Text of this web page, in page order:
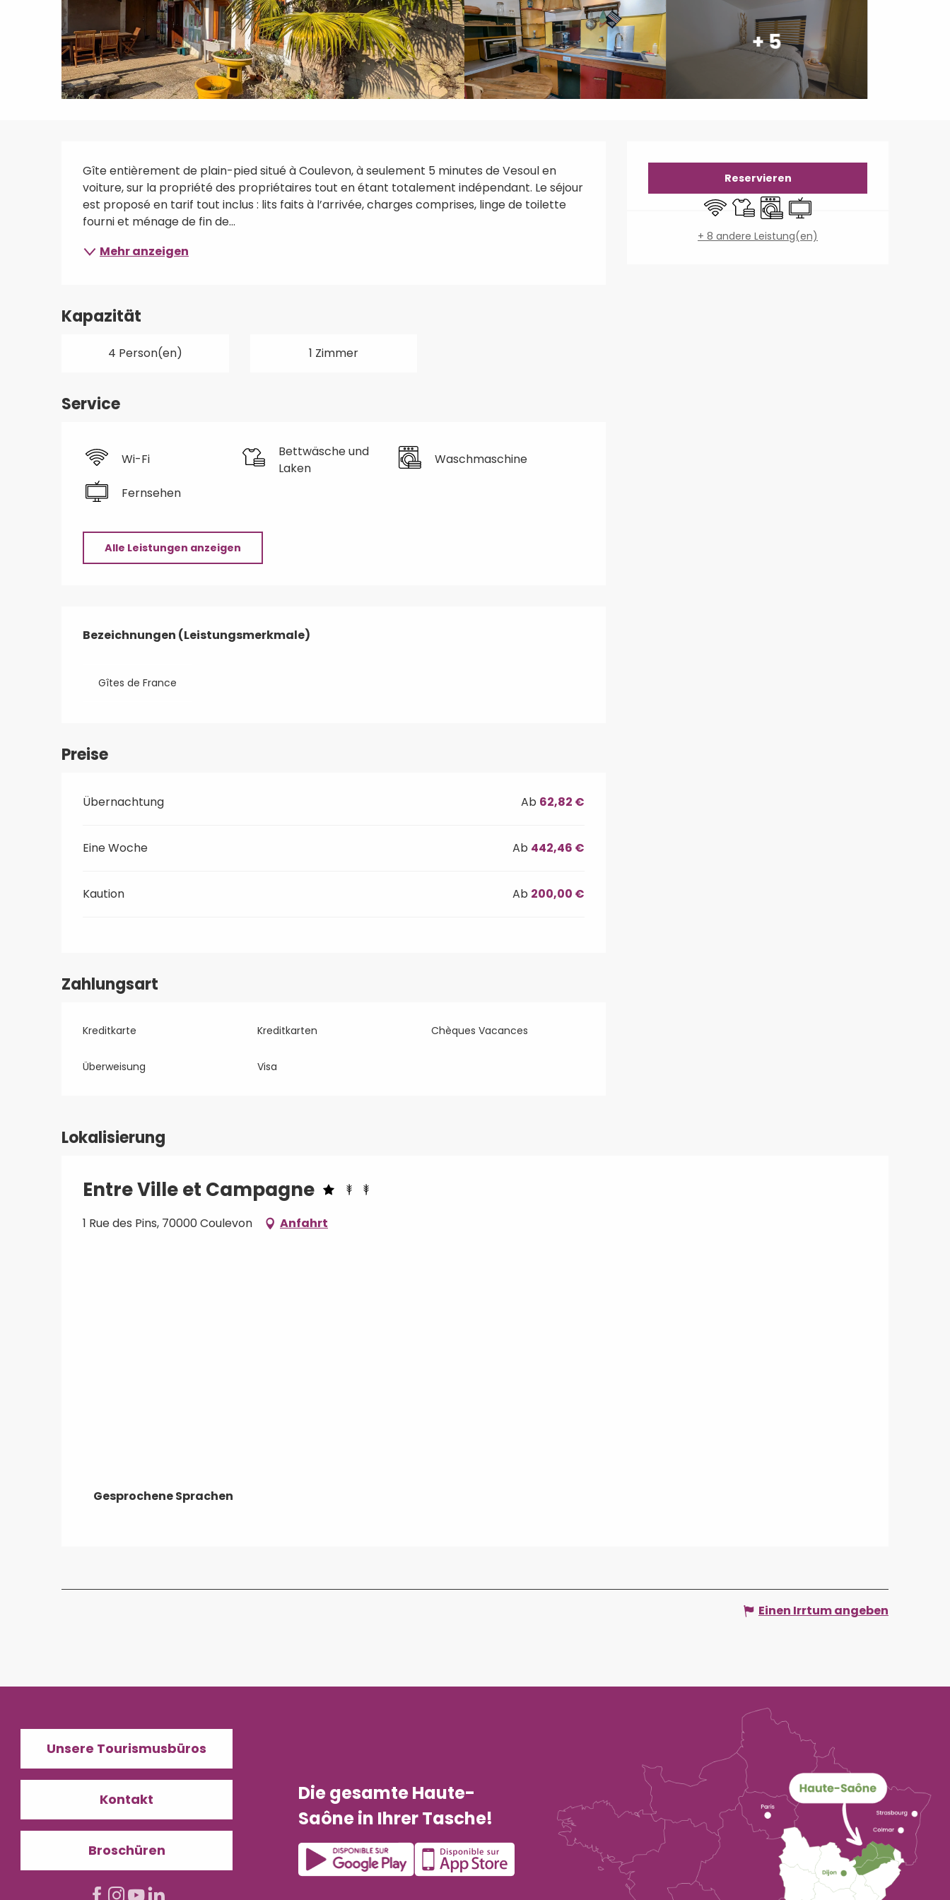
+ 5
Öffnungszeiten &
Reservieren
Wi-Fi Bettwäsche und Laken
Waschmaschine
Fernsehen
+ 8 andere Leistung(en)
Beschreibung
Gîte entièrement de plain-pied situé à Coulevon, à seulement 5 minutes de Vesoul en
voiture, sur la propriété des propriétaires tout en étant totalement indépendant. Le séjour
est proposé en tarif tout inclus : lits faits à l’arrivée, charges comprises, linge de toilette
fourni et ménage de fin de...
Mehr anzeigen
Kapazität
4 Person(en) 1 Zimmer
Service
Wi-Fi
Bettwäsche und
Laken
Waschmaschine
Fernsehen
Alle Leistungen anzeigen
Leistungensmöglichkeiten
Bezeichnungen (Leistungsmerkmale)
Bezeichnungen (Leistungsmerkmale)
Gîtes de France
Preise
Übernachtung Ab 62,82 €
Eine Woche Ab 442,46 €
Kaution Ab 200,00 €
Zahlungsart
Kreditkarte Kreditkarten Chèques Vacances
Überweisung Visa
Lokalisierung
Entre Ville et Campagne
1 Rue des Pins, 70000 Coulevon Anfahrt
Gesprochene Sprachen
Gesprochene Sprachen
Einen Irrtum angeben
Unsere Tourismusbüros
Kontakt
Broschüren
Die gesamte Haute-
Saône in Ihrer Tasche!